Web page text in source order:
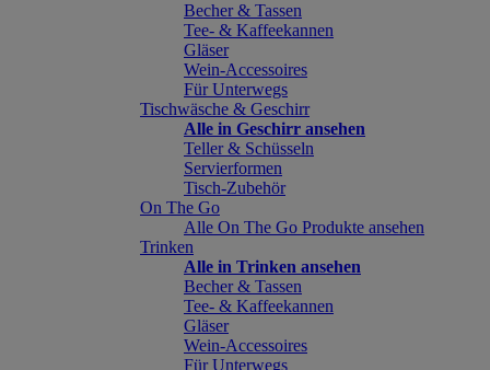
Becher & Tassen
Tee- & Kaffeekannen
Gläser
Wein-Accessoires
Für Unterwegs
Tischwäsche & Geschirr
Alle in Geschirr ansehen
Teller & Schüsseln
Servierformen
Tisch-Zubehör
On The Go
Alle On The Go Produkte ansehen
Trinken
Alle in Trinken ansehen
Becher & Tassen
Tee- & Kaffeekannen
Gläser
Wein-Accessoires
Für Unterwegs